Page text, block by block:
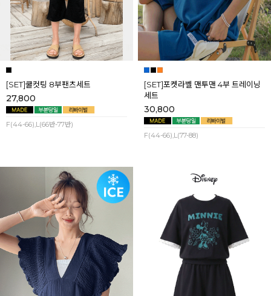
[SET]쿨컷팅 8부팬츠세트
27,800
F(44-66),L(66반-77반)
[SET]포켓라벨 맨투맨 4부 트레이닝
세트
30,800
F(44-66),L(77-88)